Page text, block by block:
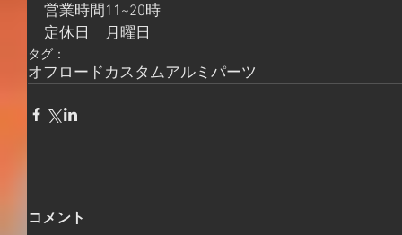
営業時間11~20時
定休日　月曜日
タグ：
オフロードカスタムアルミパーツ
コメント